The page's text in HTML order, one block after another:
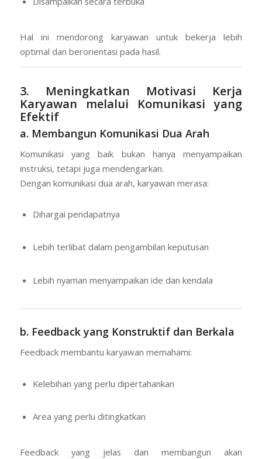
Hal ini mendorong karyawan untuk bekerja lebih
optimal dan berorientasi pada hasil.
3. Meningkatkan Motivasi Kerja
Karyawan melalui Komunikasi yang
Efektif
a. Membangun Komunikasi Dua Arah
Komunikasi yang baik bukan hanya menyampaikan
instruksi, tetapi juga mendengarkan.
Dengan komunikasi dua arah, karyawan merasa:
Dihargai pendapatnya
Lebih terlibat dalam pengambilan keputusan
Lebih nyaman menyampaikan ide dan kendala
b. Feedback yang Konstruktif dan Berkala
Feedback membantu karyawan memahami:
Kelebihan yang perlu dipertahankan
Area yang perlu ditingkatkan
Feedback yang jelas dan membangun akan